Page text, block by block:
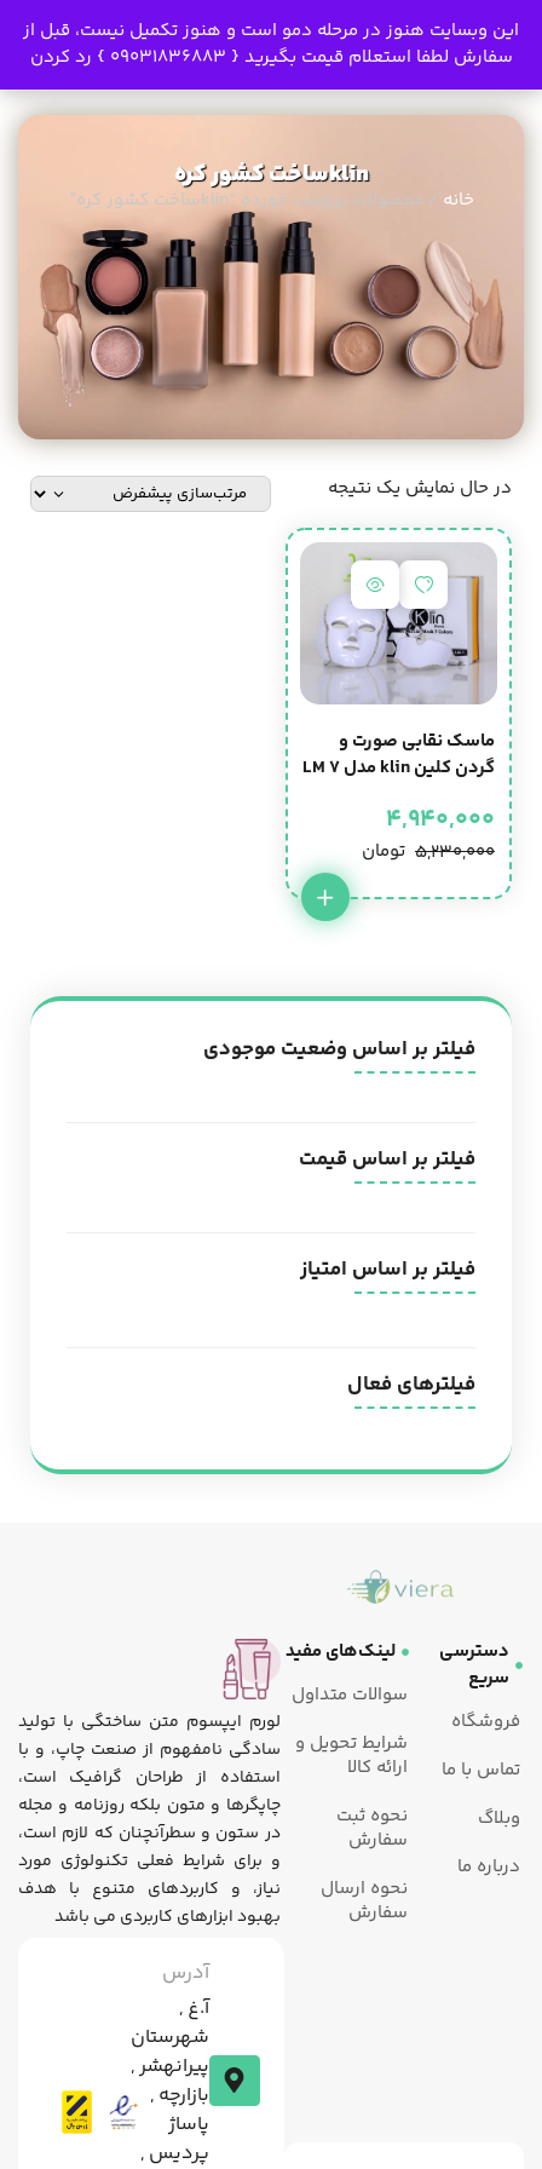
این وبسایت هنوز در مرحله دمو است و هنوز تکمیل نیست، قبل از
سفارش لطفا استعلام قیمت بگیرید { 09031836883 }
رد کردن
klinساخت کشور کره
خانه / محصولات برچسب خورده “klinساخت کشور کره”
فیلتر بر اساس وضعیت موجودی
فیلتر بر اساس قیمت
فیلتر بر اساس امتیاز
فیلترهای فعال
در حال نمایش یک نتیجه
ماسک نقابی صورت و
گردن کلین klin مدل LM 7
4,940,000
5,230,000 تومان
فروشگاه
تماس با ما
وبلاگ
درباره ما
دسترسی
سریع
سوالات متداول
شرایط تحویل و
ارائه کالا
نحوه ثبت
سفارش
نحوه ارسال
سفارش
لینک‌های مفید
لورم ایپسوم متن ساختگی با تولید
سادگی نامفهوم از صنعت چاپ، و با
استفاده از طراحان گرافیک است،
چاپگرها و متون بلکه روزنامه و مجله
در ستون و سطرآنچنان که لازم است،
و برای شرایط فعلی تکنولوژی مورد
نیاز، و کاربردهای متنوع با هدف
بهبود ابزارهای کاربردی می باشد
آدرس
آ.غ ,
شهرستان
پیرانهشر ,
بازارچه ,
پاساژ
پردیس ,